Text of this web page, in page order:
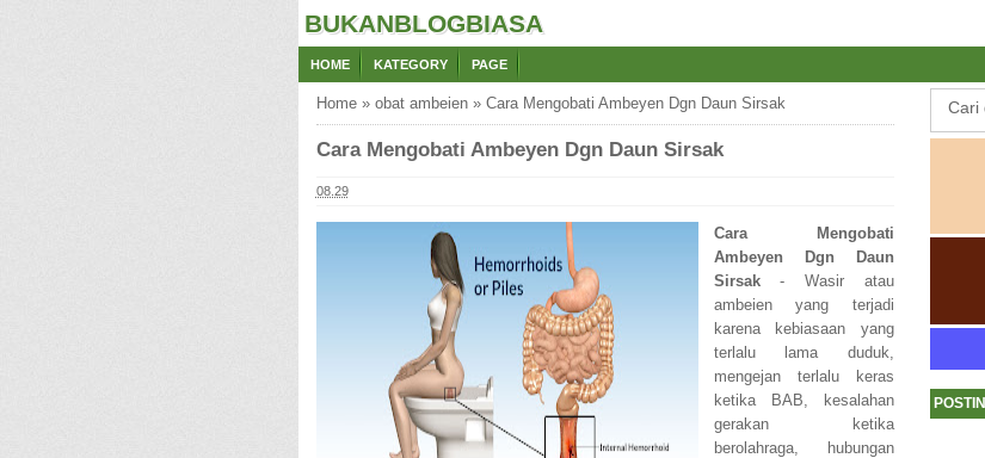
BUKANBLOGBIASA
HOME KATEGORY PAGE
Home» obat ambeien» Cara Mengobati Ambeyen Dgn Daun Sirsak
Cara Mengobati Ambeyen Dgn Daun Sirsak
08.29
Cara Mengobati
Ambeyen Dgn Daun
Sirsak- Wasir atau
ambeien yang terjadi
karena kebiasaan yang
terlalu lama duduk,
mengejan terlalu keras
ketika BAB, kesalahan
gerakan ketika
berolahraga, hubungan